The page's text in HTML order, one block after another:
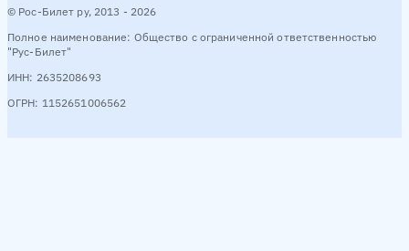
© Рос-Билет ру, 2013 - 2026
Полное наименование: Общество с ограниченной ответственностью
"Рус-Билет"
ИНН: 2635208693
ОГРН: 1152651006562